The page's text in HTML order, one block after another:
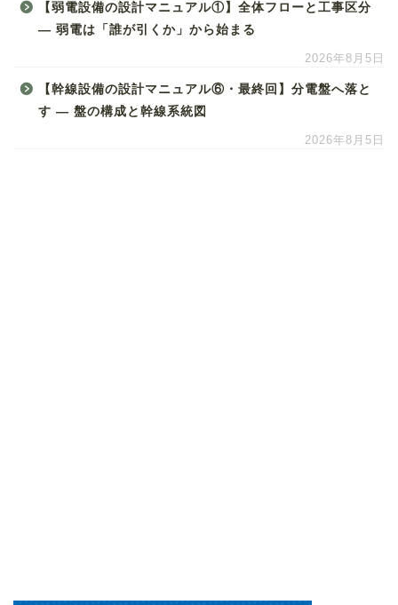
【弱電設備の設計マニュアル①】全体フローと工事区分
― 弱電は「誰が引くか」から始まる
2026年8月5日
【幹線設備の設計マニュアル⑥・最終回】分電盤へ落と
す ― 盤の構成と幹線系統図
2026年8月5日